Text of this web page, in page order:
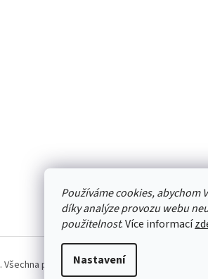
Používáme cookies,
díky analýze provozu webu
použitelnost. Více informací
Nastavení
. Všechna práva vyhrazena.